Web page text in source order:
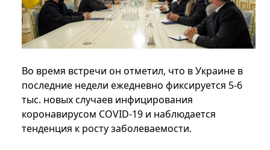
Во время встречи он отметил, что в Украине в
последние недели ежедневно фиксируется 5-6
тыс. новых случаев инфицирования
коронавирусом COVID-19 и наблюдается
тенденция к росту заболеваемости.